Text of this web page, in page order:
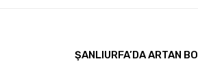
ŞANLIURFA’DA ARTAN